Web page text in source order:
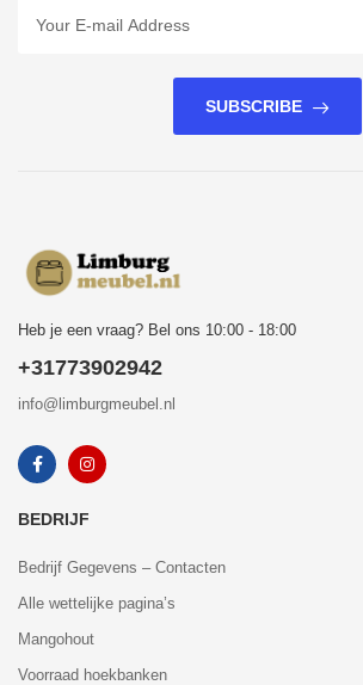
SUBSCRIBE
Heb je een vraag? Bel ons 10:00 - 18:00
+31773902942
info@limburgmeubel.nl
BEDRIJF
Bedrijf Gegevens – Contacten
Alle wettelijke pagina’s
Mangohout
Voorraad hoekbanken